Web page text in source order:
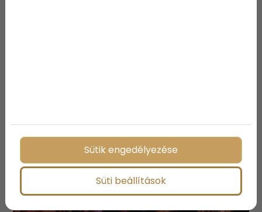
Sütik engedélyezése
Süti beállítások